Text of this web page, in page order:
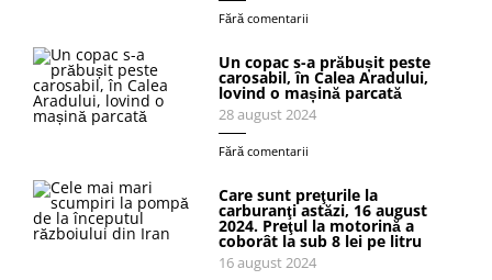
Fără comentarii
Un copac s-a prăbușit peste
carosabil, în Calea Aradului,
lovind o mașină parcată
28 august 2024
Fără comentarii
Care sunt preţurile la
carburanţi astăzi, 16 august
2024. Preţul la motorină a
coborât la sub 8 lei pe litru
16 august 2024